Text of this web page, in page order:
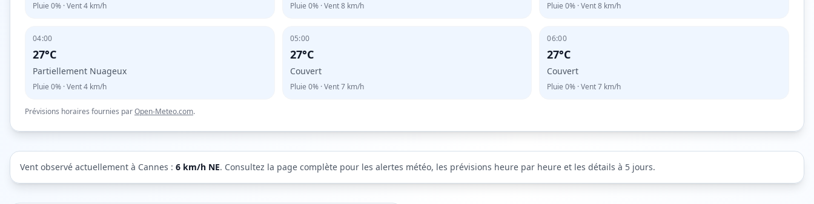
Pluie 0% · Vent4 km/h Pluie 0%· Vent8km/h Pluie0% · Vent8 km/h
04:00
27°C
Partiellement Nuageux
Pluie 0% · Vent4 km/h
05:00
27°C
Couvert
Pluie 0%· Vent7km/h
06:00
27°C
Couvert
Pluie0% · Vent7 km/h
Prévisions horaires fournies parOpen-Meteo.com.
Vent observé actuellement à Cannes : 6 km/h NE. Consultez la page complète pour les alertes météo, les prévisions heure par heure et les détails à 5 jours.